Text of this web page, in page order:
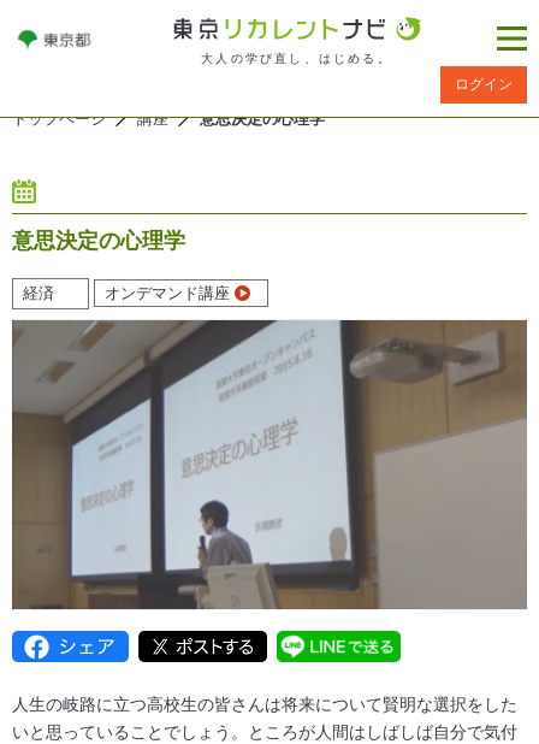
大人の学び直し、はじめる。
ログイン
トップページ 講座 意思決定の心理学
意思決定の心理学
経済 オンデマンド講座
人生の岐路に立つ高校生の皆さんは将来について賢明な選択をした
いと思っていることでしょう。ところが人間はしばしば自分で気付